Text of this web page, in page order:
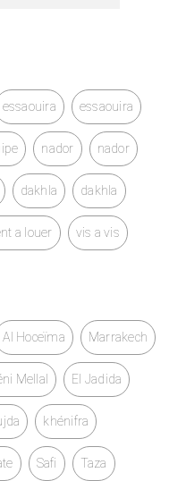
essaouira essaouira
nador nador
dakhla dakhla
a louer vis a vis
Al Hoceïma Marrakech
Mellal El Jadida
khénifra
Safi Taza